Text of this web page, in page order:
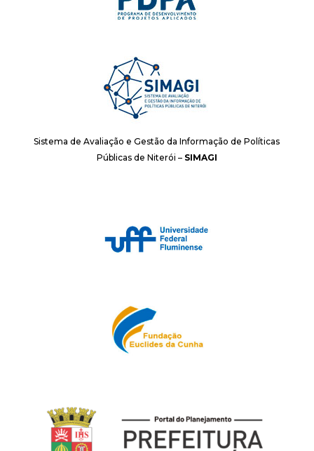
Sistema de Avaliação e Gestão da Informação de Políticas
Públicas de Niterói – SIMAGI